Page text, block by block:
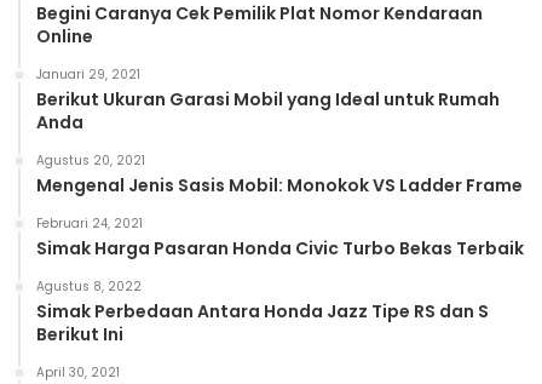
Begini Caranya Cek Pemilik Plat Nomor Kendaraan
Online
Januari 29, 2021
Berikut Ukuran Garasi Mobil yang Ideal untuk Rumah
Anda
Agustus 20, 2021
Mengenal Jenis Sasis Mobil: Monokok VS Ladder Frame
Februari 24, 2021
Simak Harga Pasaran Honda Civic Turbo Bekas Terbaik
Agustus 8, 2022
Simak Perbedaan Antara Honda Jazz Tipe RS dan S
Berikut Ini
April 30, 2021